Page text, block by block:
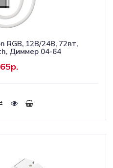
RGB, 12В/24В, 72вт,
Диммер 04-64